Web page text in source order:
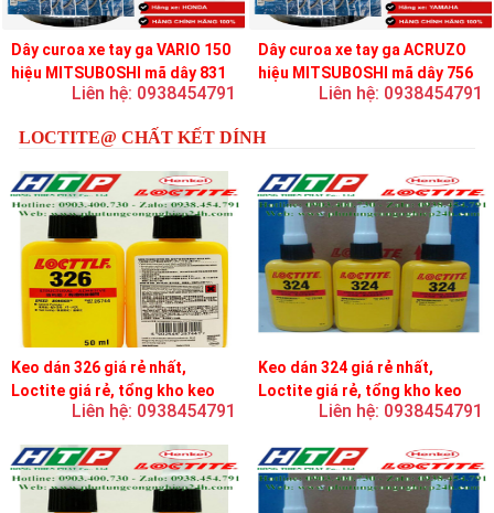
Dây curoa xe tay ga VARIO 150
hiệu MITSUBOSHI mã dây 831
Liên hệ: 0938454791
Dây curoa xe tay ga ACRUZO
hiệu MITSUBOSHI mã dây 756
Liên hệ: 0938454791
LOCTITE@ CHẤT KẾT DÍNH
Keo dán 326 giá rẻ nhất,
Loctite giá rẻ, tổng kho keo
Liên hệ: 0938454791
Keo dán 324 giá rẻ nhất,
Loctite giá rẻ, tổng kho keo
Liên hệ: 0938454791